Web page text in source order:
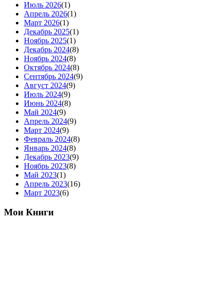
Июль 2026(1)
Апрель 2026(1)
Март 2026(1)
Декабрь 2025(1)
Ноябрь 2025(1)
Декабрь 2024(8)
Ноябрь 2024(8)
Октябрь 2024(8)
Сентябрь 2024(9)
Август 2024(9)
Июль 2024(9)
Июнь 2024(8)
Май 2024(9)
Апрель 2024(9)
Март 2024(9)
Февраль 2024(8)
Январь 2024(8)
Декабрь 2023(9)
Ноябрь 2023(8)
Май 2023(1)
Апрель 2023(16)
Март 2023(6)
Мои Книги